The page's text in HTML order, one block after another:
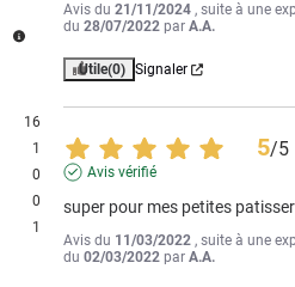
16
1
0
0
1
Avis du21/11/2024 , suite à une
du28/07/2022 parA.A.
Utile(0) Signaler
5/5
Avis vérifié
super pour mes petites
Avis du 11/03/2022 , suite à une
du02/03/2022 parA.A.